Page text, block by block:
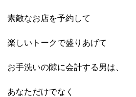
素敵なお店を予約して
楽しいトークで盛りあげて
お手洗いの隙に会計する男は、
あなただけでなく